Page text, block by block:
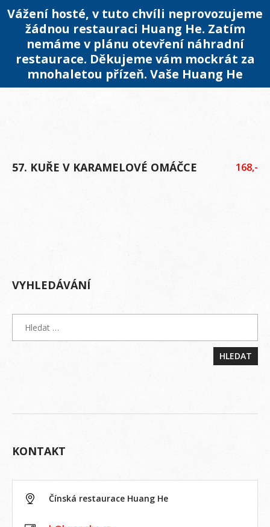
Vážení hosté, v tuto chvíli neprovozujeme
žádnou restauraci Huang He. Zatím
nemáme v plánu otevření náhradní
restaurace. Děkujeme vám mockrát za
mnohaletou přízeň. Vaše Huang He
57. KUŘE V KARAMELOVÉ OMÁČCE 168,-
VYHLEDÁVÁNÍ
KONTAKT
Čínská restaurace Huang He